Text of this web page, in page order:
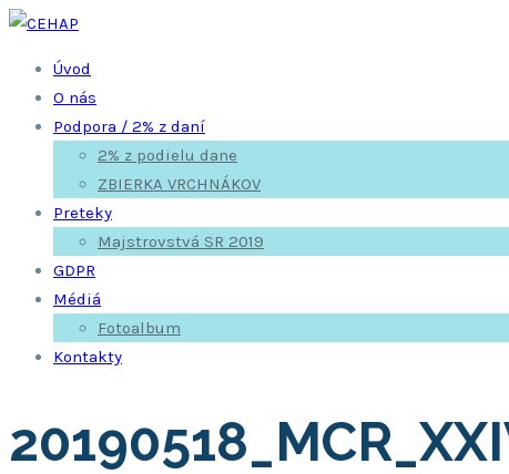
Skip
content
Úvod
O nás
Podpora / 2% z daní
2% z podielu dane
ZBIERKA VRCHNÁKOV
Preteky
Majstrovstvá SR 2019
GDPR
Médiá
Fotoalbum
Kontakty